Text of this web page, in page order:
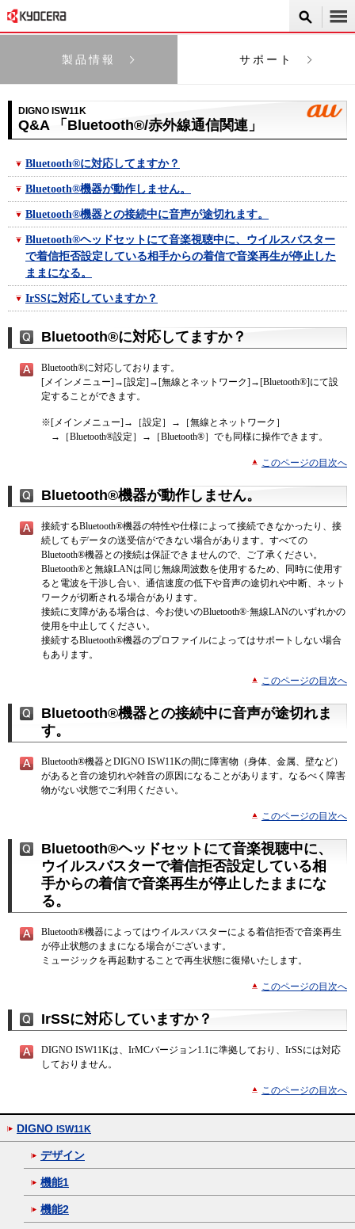
製品情報 サポート
DIGNO ISW11K
Q&A 「Bluetooth®/赤外線通信関連」
Bluetooth®に対応してますか？
Bluetooth®機器が動作しません。
Bluetooth®機器との接続中に音声が途切れます。
Bluetooth®ヘッドセットにて音楽視聴中に、ウイルスバスター
で着信拒否設定している相手からの着信で音楽再生が停止した
ままになる。
IrSSに対応していますか？
Bluetooth®に対応してますか？
Bluetooth®に対応しております。
[メインメニュー]→[設定]→[無線とネットワーク]→[Bluetooth®]にて設
定することができます。
※[メインメニュー]→［設定］→［無線とネットワーク］
→［Bluetooth®設定］→［Bluetooth®］でも同様に操作できます。
このページの目次へ
Bluetooth®機器が動作しません。
接続するBluetooth®機器の特性や仕様によって接続できなかったり、接
続してもデータの送受信ができない場合があります。すべての
Bluetooth®機器との接続は保証できませんので、ご了承ください。
Bluetooth®と無線LANは同じ無線周波数を使用するため、同時に使用す
ると電波を干渉し合い、通信速度の低下や音声の途切れや中断、ネット
ワークが切断される場合があります。
接続に支障がある場合は、今お使いのBluetooth®·無線LANのいずれかの
使用を中止してください。
接続するBluetooth®機器のプロファイルによってはサポートしない場合
もあります。
このページの目次へ
Bluetooth®機器との接続中に音声が途切れま
す。
Bluetooth®機器とDIGNO ISW11Kの間に障害物（身体、金属、壁など）
があると音の途切れや雑音の原因になることがあります。なるべく障害
物がない状態でご利用ください。
このページの目次へ
Bluetooth®ヘッドセットにて音楽視聴中に、
ウイルスバスターで着信拒否設定している相
手からの着信で音楽再生が停止したままにな
る。
Bluetooth®機器によってはウイルスバスターによる着信拒否で音楽再生
が停止状態のままになる場合がございます。
ミュージックを再起動することで再生状態に復帰いたします。
このページの目次へ
IrSSに対応していますか？
DIGNO ISW11Kは、IrMCバージョン1.1に準拠しており、IrSSには対応
しておりません。
このページの目次へ
DIGNO ISW11K
デザイン
機能1
機能2